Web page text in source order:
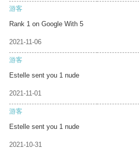
游客
Rank 1 on Google With 5
2021-11-06
游客
Estelle sent you 1 nude
2021-11-01
游客
Estelle sent you 1 nude
2021-10-31